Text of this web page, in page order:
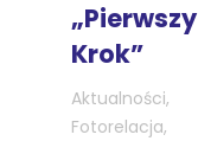
„Pierwszy
Krok”
Aktualności,
Fotorelacja,